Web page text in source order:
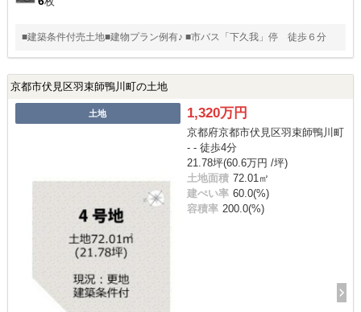
■建築条件付売土地■建物プラン例有♪ ■市バス「下久我」停 徒歩６分
京都市伏見区羽束師鴨川町の土地
土地 1,320万円
京都府京都市伏見区羽束師鴨川町
- - 徒歩4分
21.78坪(60.6万円 /坪)
土地面積 72.01㎡
建ぺい率 60.0(%)
容積率 200.0(%)